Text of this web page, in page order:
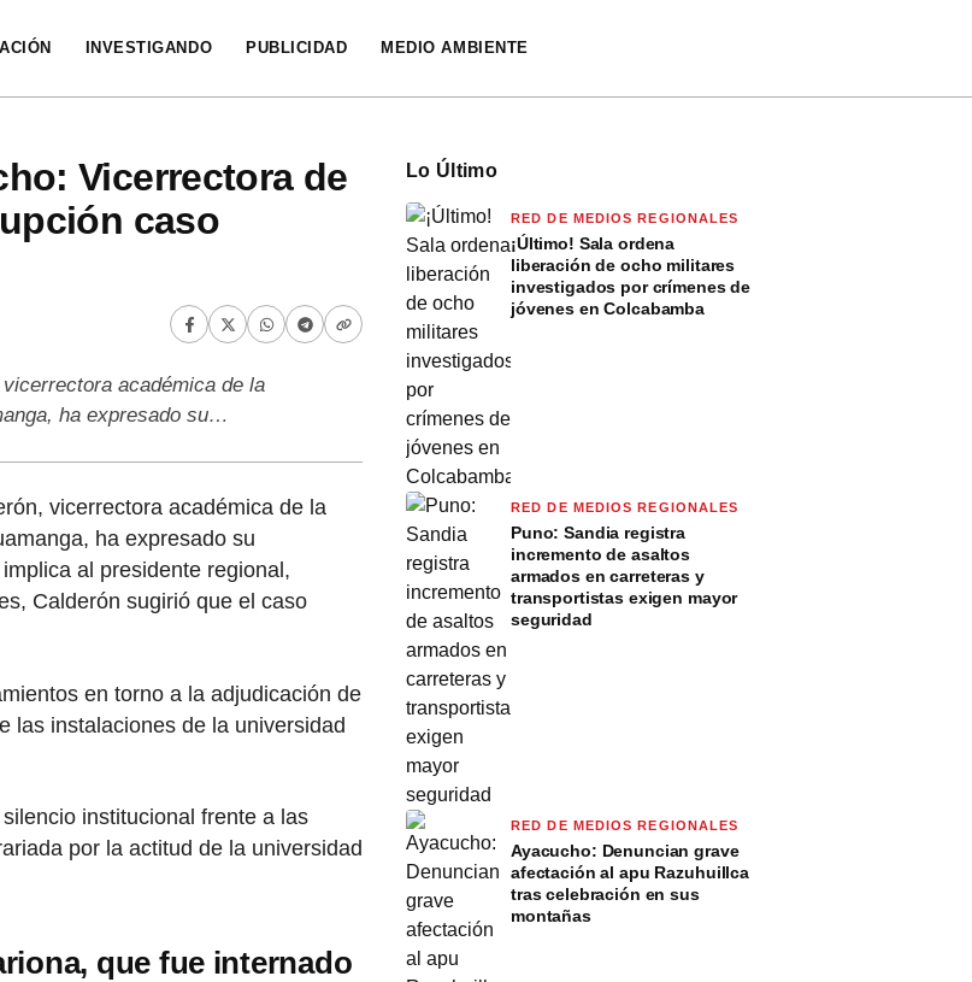
INVESTIGANDO PUBLICIDAD MEDIO AMBIENTE
Vicerrectora de
caso
académica de la
ha expresado su…
vicerrectora académica de la
ha expresado su
al presidente regional,
Calderón sugirió que el caso
en torno a la adjudicación de
las instalaciones de la universidad
institucional frente a las
por la actitud de la universidad
que fue internado
Lo Último
RED DE MEDIOS REGIONALES
¡Último! Sala ordena
liberación de ocho militares
investigados por crímenes de
jóvenes en Colcabamba
RED DE MEDIOS REGIONALES
Puno: Sandia registra
incremento de asaltos
armados en carreteras y
transportistas exigen mayor
seguridad
RED DE MEDIOS REGIONALES
Ayacucho: Denuncian grave
afectación al apu Razuhuillca
tras celebración en sus
montañas